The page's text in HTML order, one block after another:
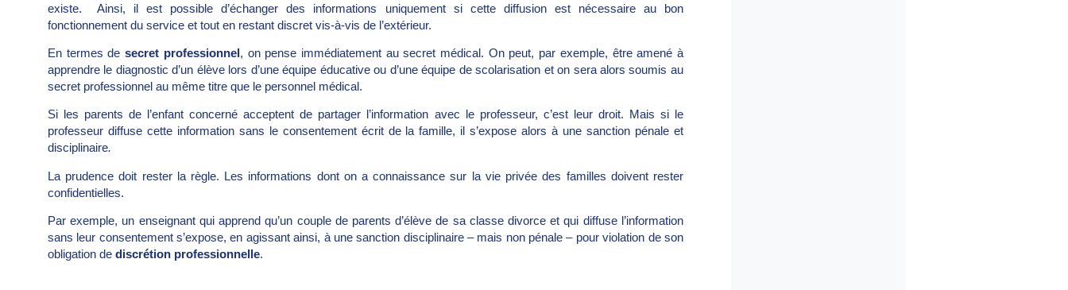
existe. Ainsi, il est possible d’échanger des informations uniquement si cette diffusion est nécessaire au bon
fonctionnement du service et tout en restant discret vis-à-vis de l’extérieur.
En termes desecret professionnel, on pense immédiatement au secret médical. On peut, par exemple, être amené à
apprendre le diagnostic d’un élève lors d’une équipe éducative ou d’une équipe de scolarisation et on sera alors soumis au
secret professionnel au même titre que le personnel médical.
Si les parents de l’enfant concerné acceptent de partager l’information avec le professeur, c’est leur droit. Mais si le
professeur diffuse cette information sans le consentement écrit de la famille, il s’expose alors à une sanction pénale et
disciplinaire.
La prudence doit rester la règle. Les informations dont on a connaissance sur la vie privée des familles doivent rester
confidentielles.
Par exemple, un enseignant qui apprend qu’un couple de parents d’élève de sa classe divorce et qui diffuse l’information
sans leur consentement s’expose, en agissant ainsi, à une sanction disciplinaire – mais non pénale – pour violation de son
obligation de discrétion professionnelle.